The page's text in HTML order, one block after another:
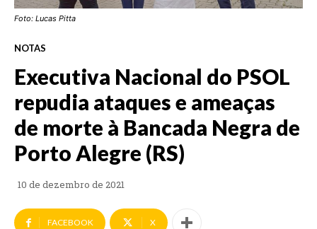
Foto: Lucas Pitta
NOTAS
Executiva Nacional do PSOL
repudia ataques e ameaças
de morte à Bancada Negra de
Porto Alegre (RS)
10 de dezembro de 2021
FACEBOOK X